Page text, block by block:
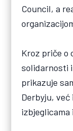
Council, a
Kroz priče o
solidarnosti
prikazuje
Derbyju,
izbjeglicama